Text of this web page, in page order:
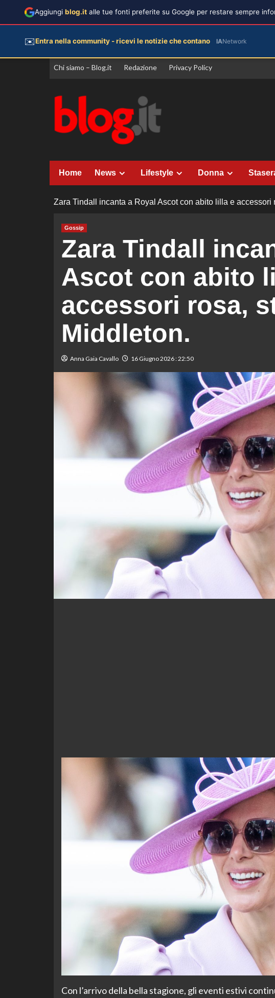
Vai
Chi siamo – Blog.it Redazione Privacy Policy
Home News Lifestyle Donna
Zara Tindall incanta a Royal Ascot con abito lilla e accessori
Gossip
Zara Tindall
Ascot con abito
accessori rosa,
Middleton.
Anna Gaia Cavallo 16 Giugno 2026 : 22:50
Con l’arrivo della bella stagione, gli eventi estivi
Aggiungi blog.it alle tue fonti preferite su Google per restare sempre
✉️Entra nella community - ricevi le notizie che contano IANetwork